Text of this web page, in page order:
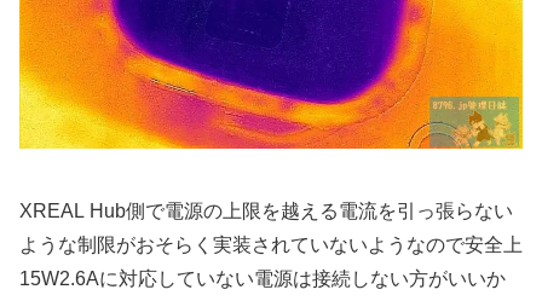
XREAL Hub側で電源の上限を越える電流を引っ張らない
ような制限がおそらく実装されていないようなので安全上
15W2.6Aに対応していない電源は接続しない方がいいか